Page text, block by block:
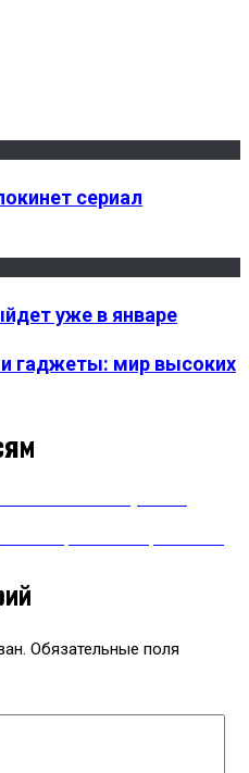
сериал
уже в январе
гаджеты: мир высоких
Обязательные поля